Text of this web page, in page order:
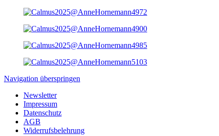
Navigation überspringen
Newsletter
Impressum
Datenschutz
AGB
Widerrufsbelehrung